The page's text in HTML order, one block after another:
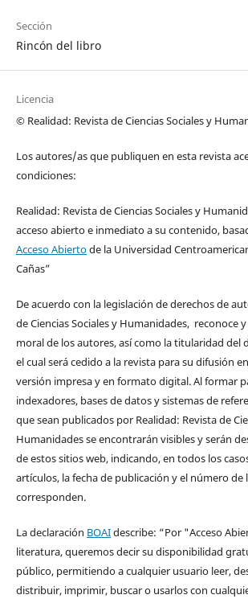
Sección
Rincón del libro
Licencia
© Realidad: Revista de Ciencias Sociales y
Los autores/as que publiquen en esta revista
condiciones:
Realidad: Revista de Ciencias Sociales y
acceso abierto e inmediato a su contenido,
Acceso Abiertode la Universidad
Cañas”
De acuerdo con la legislación de derechos de
de Ciencias Sociales y Humanidades, reconoce
moral de los autores, así como la titularidad del
el cual será cedido a la revista para su difusión
versión impresa y en formato digital. Al formar
indexadores, bases de datos y sistemas de
que sean publicados por Realidad: Revista de
Humanidades se encontrarán visibles y serán
de estos sitios web, indicando, en todos los
artículos, la fecha de publicación y el número de
corresponden.
La declaración BOAIdescribe: “Por "Acceso
literatura, queremos decir su disponibilidad
público, permitiendo a cualquier usuario leer,
distribuir, imprimir, buscar o usarlos con